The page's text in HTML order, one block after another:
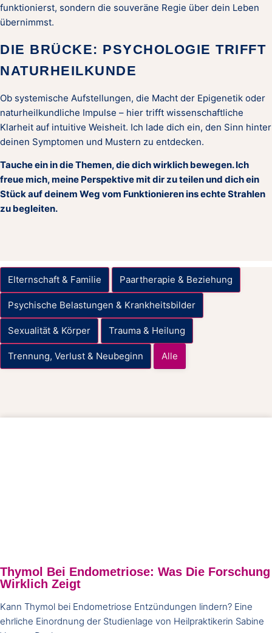
funktionierst, sondern die souveräne Regie über dein Leben
übernimmst.
DIE BRÜCKE: PSYCHOLOGIE TRIFFT
NATURHEILKUNDE
Ob systemische Aufstellungen, die Macht der Epigenetik oder
naturheilkundliche Impulse – hier trifft wissenschaftliche
Klarheit auf intuitive Weisheit. Ich lade dich ein, den Sinn hinter
deinen Symptomen und Mustern zu entdecken.
Tauche ein in die Themen, die dich wirklich bewegen. Ich
freue mich, meine Perspektive mit dir zu teilen und dich ein
Stück auf deinem Weg vom Funktionieren ins echte Strahlen
zu begleiten.
Elternschaft & Familie Paartherapie & Beziehung
Psychische Belastungen & Krankheitsbilder
Sexualität & Körper Trauma & Heilung
Trennung, Verlust & Neubeginn Alle
Thymol Bei Endometriose: Was Die Forschung
Wirklich Zeigt
Kann Thymol bei Endometriose Entzündungen lindern? Eine
ehrliche Einordnung der Studienlage von Heilpraktikerin Sabine